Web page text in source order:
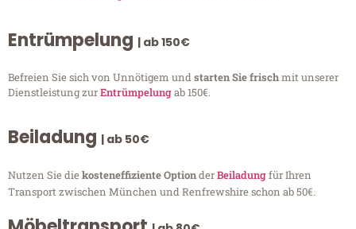
Entrümpelung | ab 150€
Befreien Sie sich von Unnötigem undstarten Sie frischmit unserer
Dienstleistung zurEntrümpelungab 150€.
Beiladung | ab 50€
Nutzen Sie diekosteneffiziente OptionderBeiladungfür Ihren
Transport zwischen München und Renfrewshire schon ab 50€.